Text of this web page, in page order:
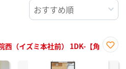
西（イズミ本社前） 1DK-【角
に入